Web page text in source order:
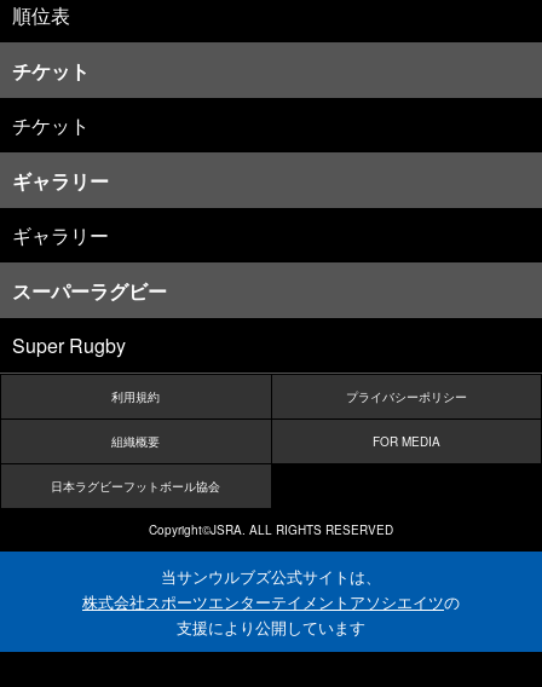
順位表
チケット
チケット
ギャラリー
ギャラリー
スーパーラグビー
Super Rugby
利用規約 プライバシーポリシー
組織概要 FOR MEDIA
日本ラグビーフットボール協会
Copyright©JSRA. ALL RIGHTS RESERVED
当サンウルブズ公式サイトは、
株式会社スポーツエンターテイメントアソシエイツの
支援により公開しています